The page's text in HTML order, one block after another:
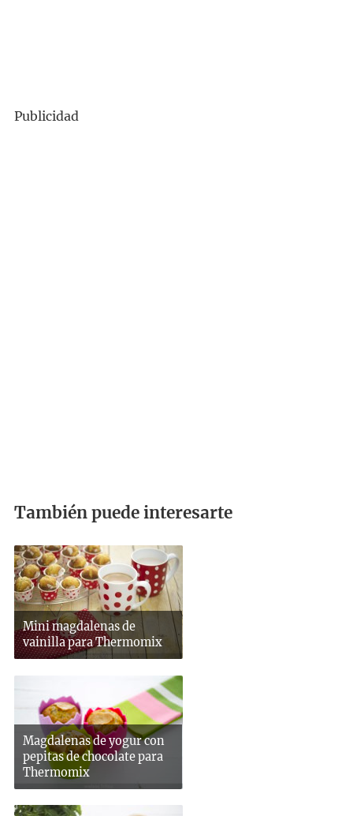
Publicidad
También puede interesarte
Mini magdalenas de
vainilla para Thermomix
Magdalenas de yogur con
pepitas de chocolate para
Thermomix